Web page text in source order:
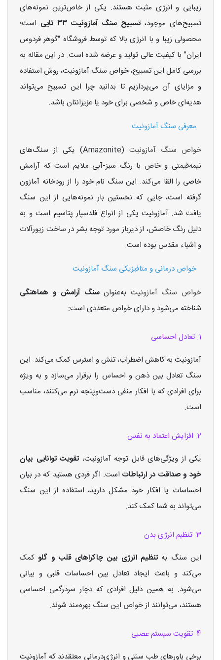
زیبایی و انرژی مثبت هستند. یکی از خاص‌ترین نمونه‌های
تسبیح‌های موجود، تسبیح سنگ آمازونیت ۳۳ تایی
است؛
محصولی زیبا و با انرژی بالا که توسط فروشگاه "گوهر فردوس
ایران" با کیفیت عالی تولید و عرضه شده است. در این مقاله به
بررسی کامل این تسبیح، خواص سنگ آمازونیت، روش استفاده
و مزایای آن می‌پردازیم تا بدانید چرا این تسبیح می‌تواند
هدیه‌ای خاص و شخصی برای خود یا عزیزانتان باشد.
معرفی سنگ آمازونیت
خواص سنگ آمازونیت
(Amazonite) یکی از سنگ‌های
نیمه‌قیمتی و خاص با رنگ سبز-آبی ملایم است که آرامش
خاصی را القا می‌کند. این سنگ نام خود را از رودخانه آمازون
گرفته است، جایی که نخستین بار نمونه‌هایی از این سنگ
یافت شد. آمازونیت یکی از انواع فلدسپار پتاسیم است و به
دلیل رنگ خاصش، از دیرباز مورد توجه بشر در ساخت زیورآلات
و اشیاء مقدس بوده است.
خواص درمانی و متافیزیکی سنگ آمازونیت
خواص سنگ آمازونیت به‌عنوانسنگ آرامش و هماهنگی
شناخته می‌شود و دارای خواص متعددی است:
1. تعادل احساسی
آمازونیت به کاهش اضطراب، تنش و استرس کمک می‌کند. این
سنگ تعادل بین ذهن و احساس را برقرار می‌سازد و به ویژه
برای افرادی که با افکار منفی دست‌و‌پنجه نرم می‌کنند، مناسب
است.
2. افزایش اعتماد به نفس
یکی از ویژگی‌های قابل توجه آمازونیت، تقویت توانایی بیان
خود و صداقت در ارتباطاتاست. اگر فردی هستید که در بیان
احساسات یا افکار خود مشکل دارید، استفاده از این سنگ
می‌تواند به شما کمک کند.
3. تنظیم انرژی بدن
این سنگ به تنظیم انرژی بین چاکراهای قلب و گلوکمک
می‌کند و باعث ایجاد تعادل بین احساسات قلبی و بیانی
می‌شود. به همین دلیل افرادی که دچار سردرگمی احساسی
هستند، می‌توانند از خواص این سنگ بهره‌مند شوند.
4. تقویت سیستم عصبی
برخی باورهای طب سنتی و انرژی‌درمانی معتقدند که آمازونیت